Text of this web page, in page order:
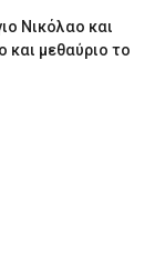
Νικόλαο και
και μεθαύριο το